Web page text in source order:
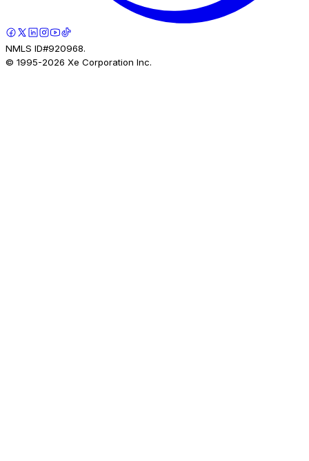
NMLS ID#920968.
© 1995-2026 Xe Corporation Inc.